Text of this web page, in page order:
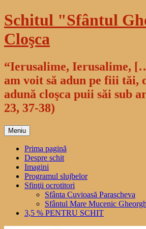
Sari
la
conținut
Schitul "Sfântul
Cloşca
“Ierusalime, Ierusalime,
am voit să adun pe fiii tăi,
adună cloşca puii săi sub
23, 37-38)
Meniu
Prima pagină
Despre schit
Imagini
Programul slujbelor
Sfinţii ocrotitori
Sfânta Cuvioasă Parascheva
Sfântul Mare Mucenic
3,5 % PENTRU SCHIT